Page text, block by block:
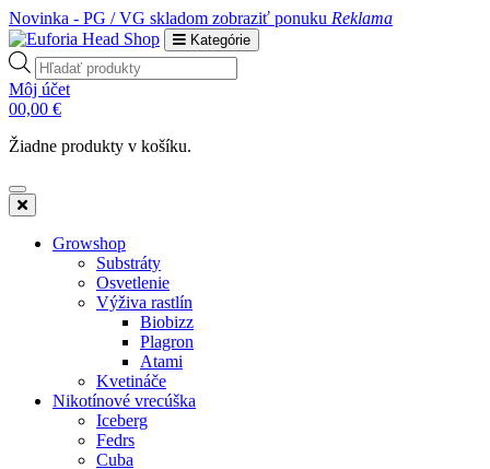
Novinka - PG / VG skladom zobraziť ponuku Reklama
Kategórie
Products
search
Môj účet
00,00 €
Žiadne produkty v košíku.
Growshop
Substráty
Osvetlenie
Výživa rastlín
Biobizz
Plagron
Atami
Kvetináče
Nikotínové vrecúška
Iceberg
Fedrs
Cuba